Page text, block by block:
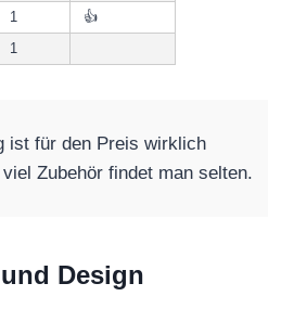
1
👍
1
ist für den Preis wirklich
Zubehör findet man selten.
Design